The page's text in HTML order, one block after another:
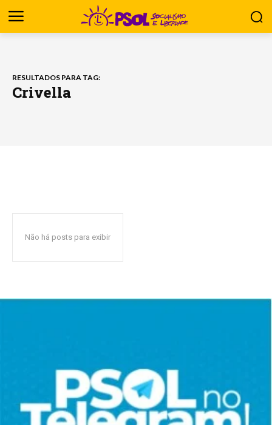
RESULTADOS PARA TAG:
Crivella
Não há posts para exibir